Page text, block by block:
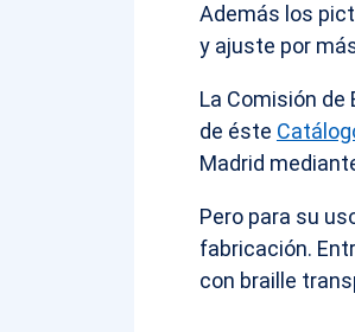
Además los
y ajuste por
La Comisión
de éste
Madrid
Pero para su
fabricación.
con braille